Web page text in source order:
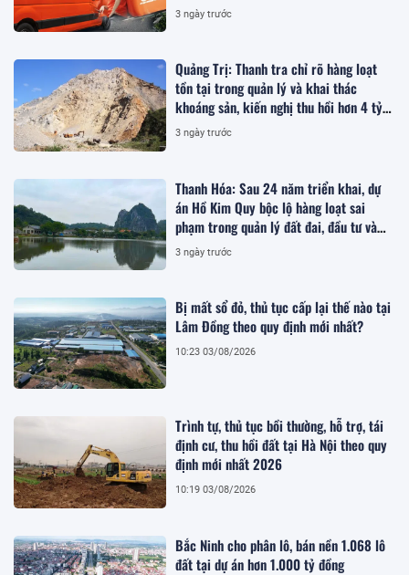
3 ngày trước
Quảng Trị: Thanh tra chỉ rõ hàng loạt
tồn tại trong quản lý và khai thác
khoáng sản, kiến nghị thu hồi hơn 4 tỷ
đồng
3 ngày trước
Thanh Hóa: Sau 24 năm triển khai, dự
án Hồ Kim Quy bộc lộ hàng loạt sai
phạm trong quản lý đất đai, đầu tư và
quy hoạch
3 ngày trước
Bị mất sổ đỏ, thủ tục cấp lại thế nào tại
Lâm Đồng theo quy định mới nhất?
10:23 03/08/2026
Trình tự, thủ tục bồi thường, hỗ trợ, tái
định cư, thu hồi đất tại Hà Nội theo quy
định mới nhất 2026
10:19 03/08/2026
Bắc Ninh cho phân lô, bán nền 1.068 lô
đất tại dự án hơn 1.000 tỷ đồng